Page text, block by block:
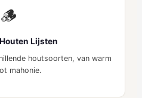
🪵
Lijsten
houtsoorten, van warm
mahonie.